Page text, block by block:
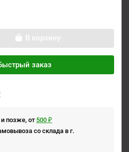
В корзину
заказ
и позже, от 500 ₽
со склада в г.